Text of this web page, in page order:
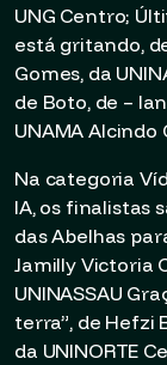
UNG Centro;
está gritando,
Gomes, da
de Boto, de –
UNAMA Alcindo
Na categoria
IA, os finalistas
das Abelhas
Jamilly Victoria
UNINASSAU
terra”, de Hefzi
da UNINORTE